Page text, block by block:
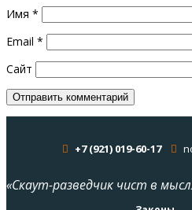
Имя *
Email *
Сайт
+7 (921) 019-60-17
«Скаут-разведчик чист в